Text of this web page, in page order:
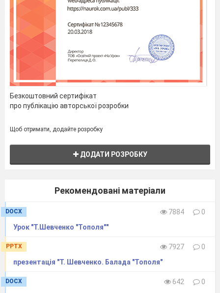
Безкоштовний сертифікат
про публікацію авторської розробки
Щоб отримати, додайте розробку
ДОДАТИ РОЗРОБКУ
Рекомендовані матеріали
DOCX 7884
0
Урок "Т.Шевченко "Тополя""
PPTX 7927
0
презентація "Т. Шевченко. Балада "Тополя"
DOCX 642
0